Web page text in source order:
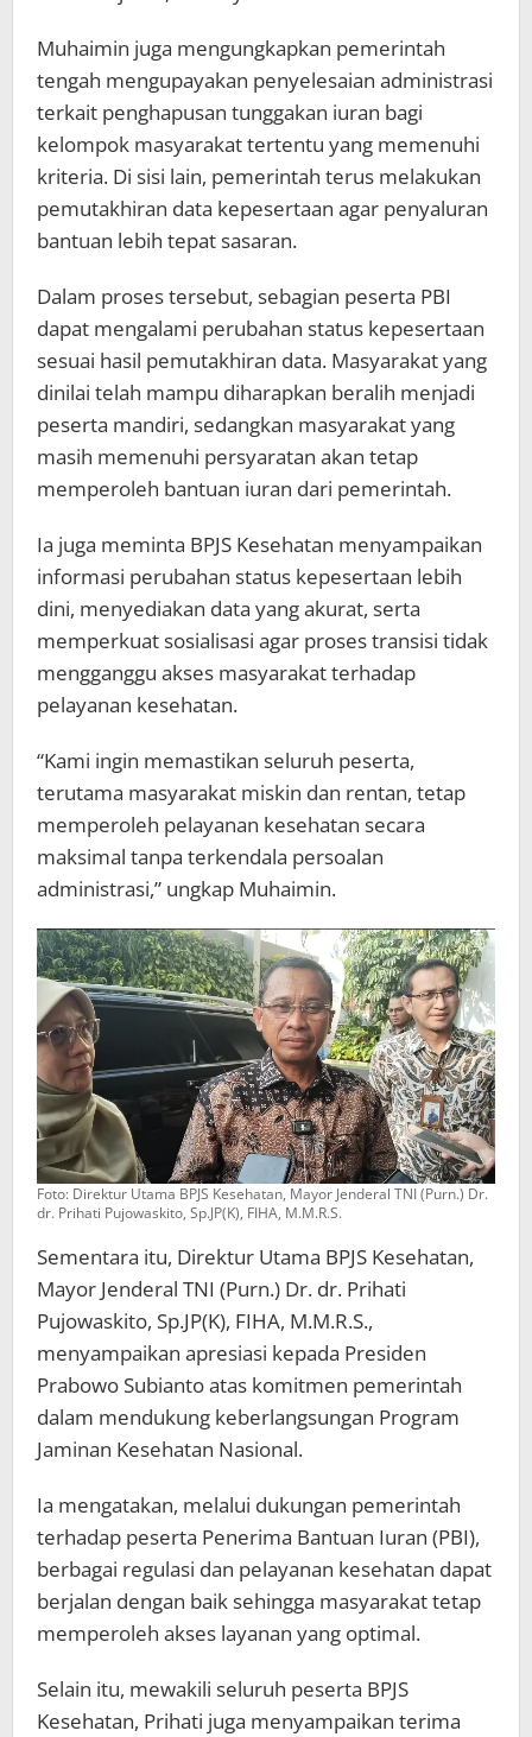
Muhaimin juga mengungkapkan pemerintah
tengah mengupayakan penyelesaian administrasi
terkait penghapusan tunggakan iuran bagi
kelompok masyarakat tertentu yang memenuhi
kriteria. Di sisi lain, pemerintah terus melakukan
pemutakhiran data kepesertaan agar penyaluran
bantuan lebih tepat sasaran.
Dalam proses tersebut, sebagian peserta PBI
dapat mengalami perubahan status kepesertaan
sesuai hasil pemutakhiran data. Masyarakat yang
dinilai telah mampu diharapkan beralih menjadi
peserta mandiri, sedangkan masyarakat yang
masih memenuhi persyaratan akan tetap
memperoleh bantuan iuran dari pemerintah.
Ia juga meminta BPJS Kesehatan menyampaikan
informasi perubahan status kepesertaan lebih
dini, menyediakan data yang akurat, serta
memperkuat sosialisasi agar proses transisi tidak
mengganggu akses masyarakat terhadap
pelayanan kesehatan.
“Kami ingin memastikan seluruh peserta,
terutama masyarakat miskin dan rentan, tetap
memperoleh pelayanan kesehatan secara
maksimal tanpa terkendala persoalan
administrasi,” ungkap Muhaimin.
Foto: Direktur Utama BPJS Kesehatan, Mayor Jenderal TNI (Purn.) Dr.
dr. Prihati Pujowaskito, Sp.JP(K), FIHA, M.M.R.S.
Sementara itu, Direktur Utama BPJS Kesehatan,
Mayor Jenderal TNI (Purn.) Dr. dr. Prihati
Pujowaskito, Sp.JP(K), FIHA, M.M.R.S.,
menyampaikan apresiasi kepada Presiden
Prabowo Subianto atas komitmen pemerintah
dalam mendukung keberlangsungan Program
Jaminan Kesehatan Nasional.
Ia mengatakan, melalui dukungan pemerintah
terhadap peserta Penerima Bantuan Iuran (PBI),
berbagai regulasi dan pelayanan kesehatan dapat
berjalan dengan baik sehingga masyarakat tetap
memperoleh akses layanan yang optimal.
Selain itu, mewakili seluruh peserta BPJS
Kesehatan, Prihati juga menyampaikan terima